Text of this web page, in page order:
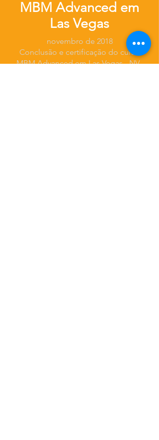
MBM Advanced em
Las Vegas
novembro de 2018
Conclusão e certificação do curso
MBM Advanced em Las Vegas - NV.